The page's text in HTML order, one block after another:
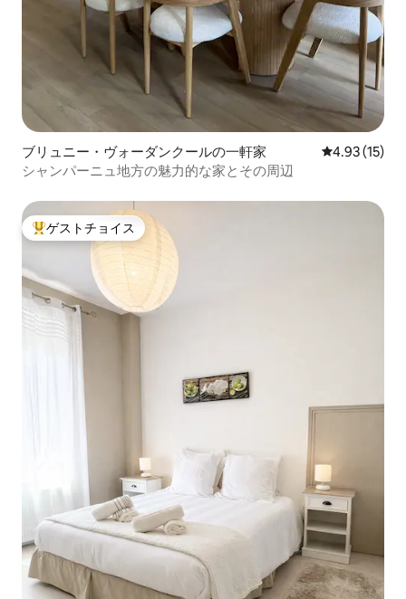
ブリュニー・ヴォーダンクールの一軒家 レビュー15
4.93 (15)
シャンパーニュ地方の魅力的な家とその周辺
大好評のゲストチョイスです。
ゲストチョイス